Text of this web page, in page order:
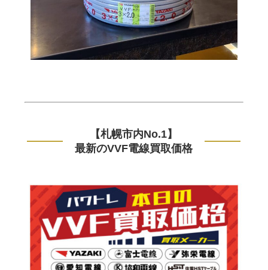
【札幌市内No.1】
最新のVVF電線買取価格